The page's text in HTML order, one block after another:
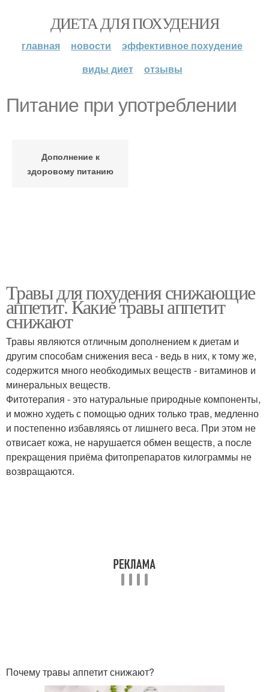
ДИЕТА ДЛЯ ПОХУДЕНИЯ
главная новости
эффективное похудение
виды диет
отзывы
Питание при употреблении
Дополнение к
здоровому питанию
Травы для похудения снижающие
аппетит. Какие травы аппетит
снижают
Травы являются отличным дополнением к диетам и
другим способам снижения веса - ведь в них, к тому же,
содержится много необходимых веществ - витаминов и
минеральных веществ.
Фитотерапия - это натуральные природные компоненты,
и можно худеть с помощью одних только трав, медленно
и постепенно избавляясь от лишнего веса. При этом не
отвисает кожа, не нарушается обмен веществ, а после
прекращения приёма фитопрепаратов килограммы не
возвращаются.
Почему травы аппетит снижают?